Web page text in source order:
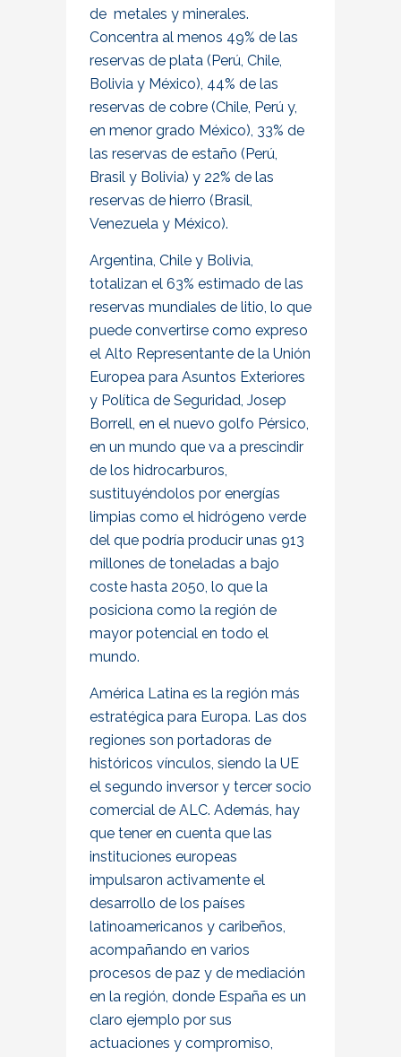
de metales y minerales.
Concentra al menos 49% de las
reservas de plata (Perú, Chile,
Bolivia y México), 44% de las
reservas de cobre (Chile, Perú y,
en menor grado México), 33% de
las reservas de estaño (Perú,
Brasil y Bolivia) y 22% de las
reservas de hierro (Brasil,
Venezuela y México).
Argentina, Chile y Bolivia,
totalizan el 63% estimado de las
reservas mundiales de litio, lo que
puede convertirse como expreso
el Alto Representante de la Unión
Europea para Asuntos Exteriores
y Política de Seguridad, Josep
Borrell, en el nuevo golfo Pérsico,
en un mundo que va a prescindir
de los hidrocarburos,
sustituyéndolos por energías
limpias como el hidrógeno verde
del que podría producir unas 913
millones de toneladas a bajo
coste hasta 2050, lo que la
posiciona como la región de
mayor potencial en todo el
mundo.
América Latina es la región más
estratégica para Europa. Las dos
regiones son portadoras de
históricos vínculos, siendo la UE
el segundo inversor y tercer socio
comercial de ALC. Además, hay
que tener en cuenta que las
instituciones europeas
impulsaron activamente el
desarrollo de los países
latinoamericanos y caribeños,
acompañando en varios
procesos de paz y de mediación
en la región, donde España es un
claro ejemplo por sus
actuaciones y compromiso,